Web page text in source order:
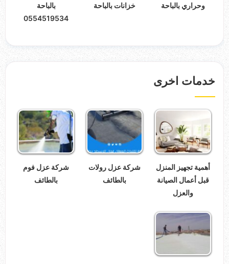
وحراري بالباحة
خزانات بالباحة
بالباحة
0554519534
خدمات اخرى
أهمية تجهيز المنزل
قبل أعمال الصيانة
والعزل
شركة عزل رولات
بالطائف
شركة عزل فوم
بالطائف